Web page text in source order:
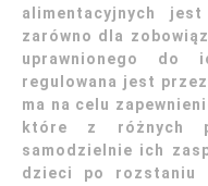
alimentacyjnych
zarówno dla
uprawnionego do
regulowana jest
ma na celu
które z różnych
samodzielnie ich
dzieci po rozstaniu